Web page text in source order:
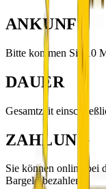
ANKUNFT
Bitte kommen Sie 10
DAUER
Gesamtzeit
ZAHLUNG
Sie können online bei
Bargeld bezahlen.